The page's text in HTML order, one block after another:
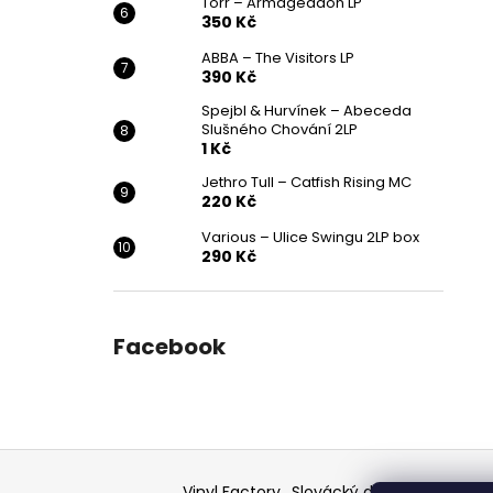
350 Kč
ABBA – The Visitors LP
390 Kč
Spejbl & Hurvínek – Abeceda
Slušného Chování 2LP
1 Kč
Jethro Tull – Catfish Rising MC
220 Kč
Various ‎– Ulice Swingu 2LP box
290 Kč
Facebook
Z